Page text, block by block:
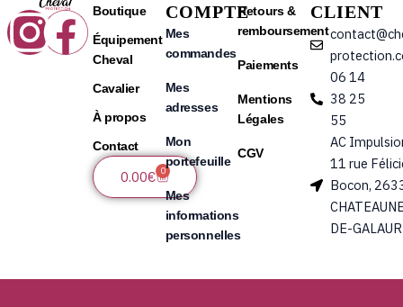
Instagram
Facebook
Boutique
Équipement
Cheval
Cavalier
À propos
Contact
0.00€ 0
Panier
COMPTE
Mes
commandes
Mes
adresses
Mon
portefeuille
Mes
informations
personnelles
Retours &
remboursement
Paiements
Mentions
Légales
CGV
CLIENT
06 14
38 25
55
AC
11 rue
Bocon,
DE-